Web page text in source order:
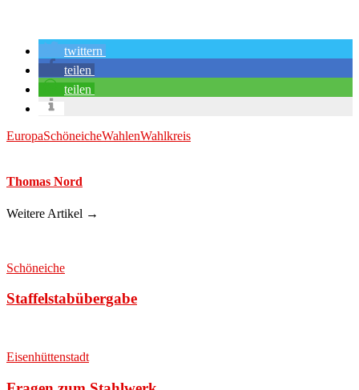
twittern
teilen
teilen
EuropaSchöneicheWahlenWahlkreis
Thomas Nord
Weitere Artikel →
Schöneiche
Staffelstabübergabe
Eisenhüttenstadt